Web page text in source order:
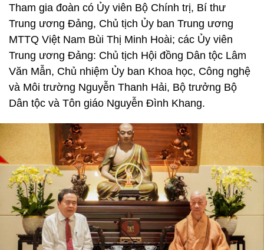
Tham gia đoàn có Ủy viên Bộ Chính trị, Bí thư
Trung ương Đảng, Chủ tịch Ủy ban Trung ương
MTTQ Việt Nam Bùi Thị Minh Hoài; các Ủy viên
Trung ương Đảng: Chủ tịch Hội đồng Dân tộc Lâm
Văn Mẫn, Chủ nhiệm Ủy ban Khoa học, Công nghệ
và Môi trường Nguyễn Thanh Hải, Bộ trưởng Bộ
Dân tộc và Tôn giáo Nguyễn Đình Khang.